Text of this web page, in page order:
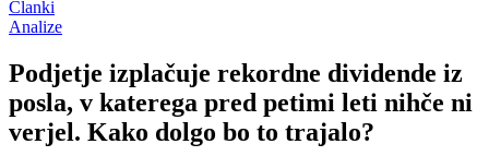
Članki
Analize
Podjetje izplačuje rekordne dividende iz
posla, v katerega pred petimi leti nihče ni
verjel. Kako dolgo bo to trajalo?